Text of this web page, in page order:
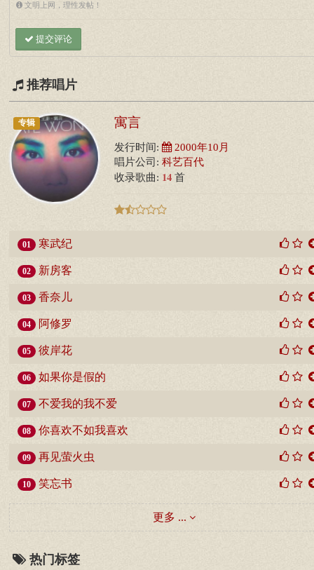
文明上网，理性发帖！
提交评论
推荐唱片
专辑 寓言
发行时间: 2000年10月
唱片公司: 科艺百代
收录歌曲: 14 首
01 寒武纪
02 新房客
03 香奈儿
04 阿修罗
05 彼岸花
06 如果你是假的
07 不爱我的我不爱
08 你喜欢不如我喜欢
09 再见萤火虫
10 笑忘书
更多 ...
热门标签